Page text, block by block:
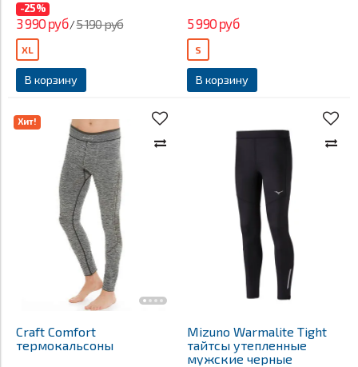
-25%
3 990 руб/5 190 руб
В корзину
XL
5 990 руб
В корзину
S
Хит!
Craft Comfort
термокальсоны
Mizuno Warmalite Tight
тайтсы утепленные
мужские черные